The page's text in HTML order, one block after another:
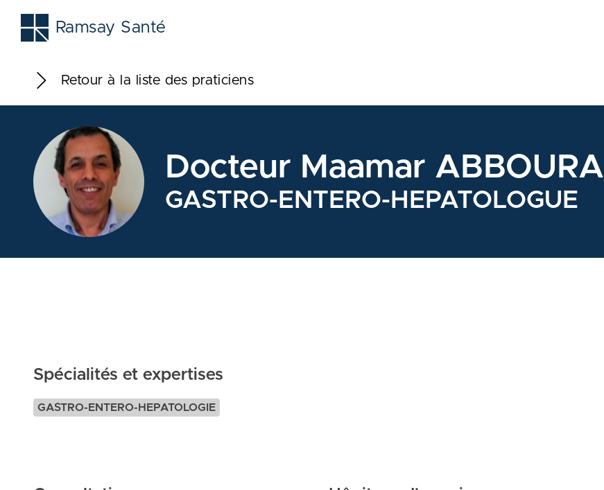
Ramsay Santé
Retour à la liste des praticiens
Docteur Maamar ABBOURA
GASTRO-ENTERO-HEPATOLOGUE
Spécialités et expertises
GASTRO-ENTERO-HEPATOLOGIE